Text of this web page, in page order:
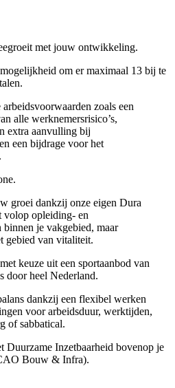
met jouw ontwikkeling.
om er maximaal 13 bij te
zoals een
alle werknemersrisico’s,
extra aanvulling bij
een bijdrage voor het
groei dankzij onze eigen Dura
volop opleiding- en
je vakgebied, maar
gebied van vitaliteit.
keuze uit een sportaanbod van
door heel Nederland.
dankzij een flexibel werken
voor arbeidsduur, werktijden,
of sabbatical.
Duurzame Inzetbaarheid bovenop je
Bouw & Infra).